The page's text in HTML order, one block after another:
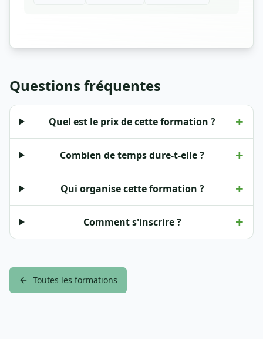
Questions fréquentes
Quel est le prix de cette formation ? +
Combien de temps dure-t-elle ? +
Qui organise cette formation ? +
Comment s'inscrire ? +
Toutes les formations